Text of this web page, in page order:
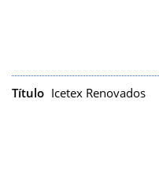
Título Icetex Renovados